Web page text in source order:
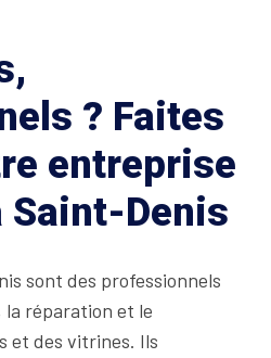
? Faites
entreprise
Saint-Denis
sont des professionnels
la réparation et le
et des vitrines. Ils